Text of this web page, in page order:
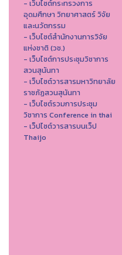
- เว็บไซต์กระทรวงการ
อุดมศึกษา วิทยาศาสตร์ วิจัย
และนวัตกรรม
- เว็บไซต์สำนักงานการวิจัย
แห่งชาติ (วช.)
- เว็บไซต์การประชุมวิชาการ
สวนสุนันทา
- เว็บไซต์วารสารมหาวิทยาลัย
ราชภัฏสวนสุนันทา
- เว็บไซต์รวมการประชุม
วิชาการ Conference in thai
- เว็ปไซต์วารสารบนเว็ป
Thaijo